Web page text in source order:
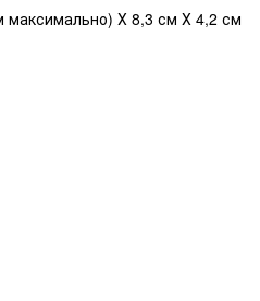
Х 8,3 см Х 4,2 см